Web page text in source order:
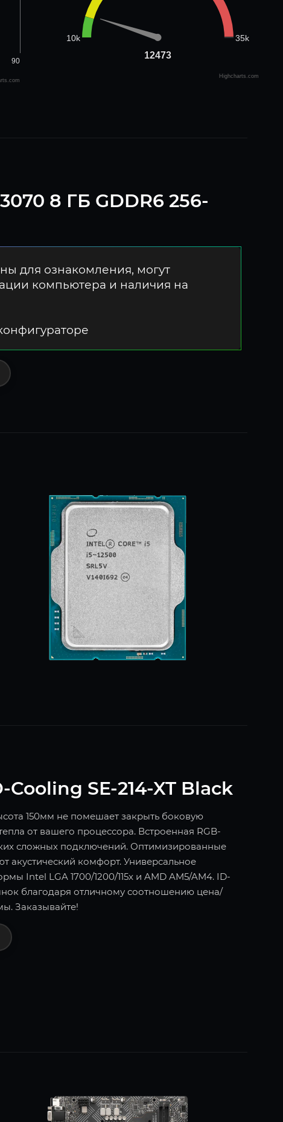
90
12473
12473
10k 35k
Highcharts.com
8 ГБ GDDR6 256-
для ознакомления, могут
компьютера и наличия на
SE-214-XT Black
150мм не помешает закрыть боковую
от вашего процессора. Встроенная RGB-
сложных подключений. Оптимизированные
акустический комфорт. Универсальное
Intel LGA 1700/1200/115x и AMD AM5/AM4. ID-
благодаря отличному соотношению цена/
Заказывайте!